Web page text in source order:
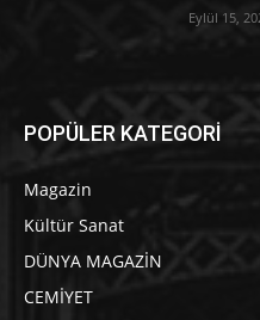
Eylül 15,
POPÜLER KATEGORİ
Magazin
Kültür Sanat
DÜNYA MAGAZİN
CEMİYET